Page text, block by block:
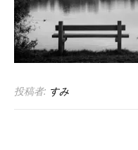
投稿者: すみ